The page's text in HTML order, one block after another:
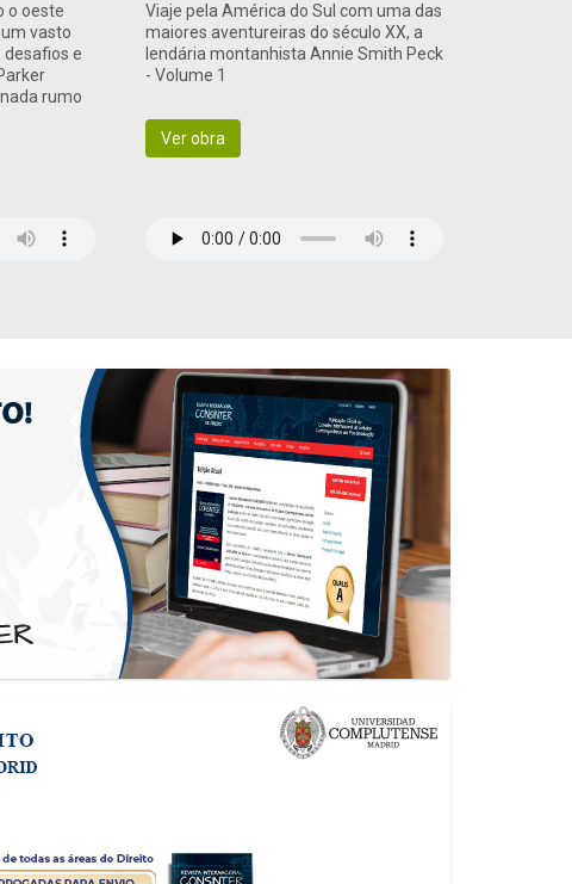
o oeste
vasto
e
rumo
Viaje pela América do Sul com uma das
maiores aventureiras do século XX, a
lendária montanhista Annie Smith Peck
- Volume 1
Ver obra